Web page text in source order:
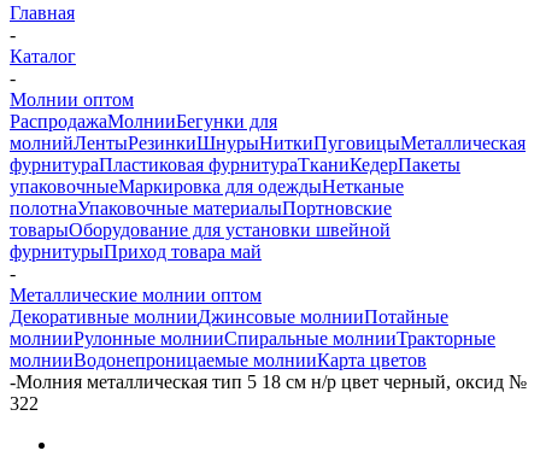
Главная
-
Каталог
-
Молнии оптом
РаспродажаМолнииБегунки для
молнийЛентыРезинкиШнурыНиткиПуговицыМеталлическая
фурнитураПластиковая фурнитураТканиКедерПакеты
упаковочныеМаркировка для одеждыНетканые
полотнаУпаковочные материалыПортновские
товарыОборудование для установки швейной
фурнитурыПриход товара май
-
Металлические молнии оптом
Декоративные молнииДжинсовые молнииПотайные
молнииРулонные молнииСпиральные молнииТракторные
молнииВодонепроницаемые молнииКарта цветов
-Молния металлическая тип 5 18 см н/р цвет черный, оксид №
322